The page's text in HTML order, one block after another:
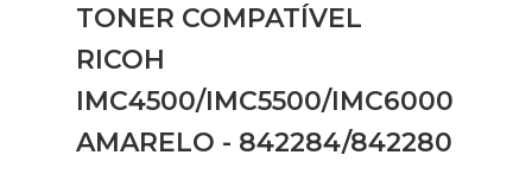
TONER COMPATÍVEL
RICOH
IMC4500/IMC5500/IMC6000
AMARELO - 842284/842280